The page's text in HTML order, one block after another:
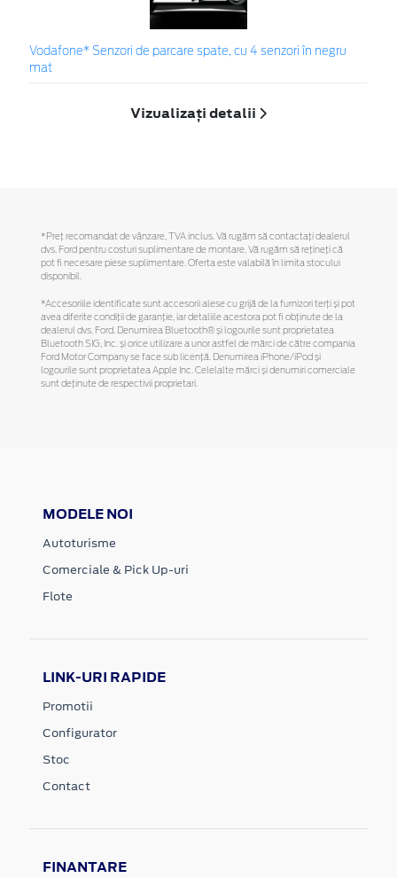
Vodafone* Senzori de parcare spate, cu 4 senzori în negru
mat
Vizualizați detalii
*Preţ recomandat de vânzare, TVA inclus. Vă rugăm să contactaţi dealerul
dvs. Ford pentru costuri suplimentare de montare. Vă rugăm să reţineţi că
pot fi necesare piese suplimentare. Oferta este valabilă în limita stocului
disponibil.
*Accesoriile identificate sunt accesorii alese cu grijă de la furnizori terți și pot
avea diferite condiții de garanție, iar detaliile acestora pot fi obținute de la
dealerul dvs. Ford. Denumirea Bluetooth® și logourile sunt proprietatea
Bluetooth SIG, Inc. și orice utilizare a unor astfel de mărci de către compania
Ford Motor Company se face sub licență. Denumirea iPhone/iPod și
logourile sunt proprietatea Apple Inc. Celelalte mărci și denumiri comerciale
sunt deținute de respectivii proprietari.
MODELE NOI
Autoturisme
Comerciale & Pick Up-uri
Flote
LINK-URI RAPIDE
Promotii
Configurator
Stoc
Contact
FINANTARE